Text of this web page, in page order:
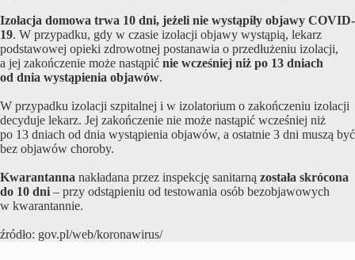
Izolacja domowa trwa 10 dni, jeżeli nie wystąpiły objawy COVID-
19. W przypadku, gdy w czasie izolacji objawy wystąpią, lekarz
podstawowej opieki zdrowotnej postanawia o przedłużeniu izolacji,
a jej zakończenie może nastąpić nie wcześniej niż po 13 dniach
od dnia wystąpienia objawów.
W przypadku izolacji szpitalnej i w izolatorium o zakończeniu izolacji
decyduje lekarz. Jej zakończenie nie może nastąpić wcześniej niż
po 13 dniach od dnia wystąpienia objawów, a ostatnie 3 dni muszą być
bez objawów choroby.
Kwarantanna nakładana przez inspekcję sanitarną została skrócona
do 10 dni – przy odstąpieniu od testowania osób bezobjawowych
w kwarantannie.
źródło: gov.pl/web/koronawirus/